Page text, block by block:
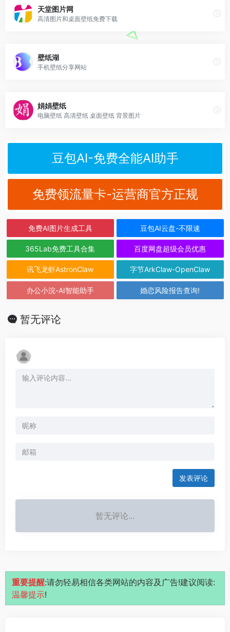
天堂图片网
高清图片和桌面壁纸免费下载
壁纸湖
手机壁纸分享网站
娟娟壁纸
电脑壁纸 高清壁纸 桌面壁纸 背景图片
豆包AI-免费全能AI助手
免费领流量卡-运营商官方正规
免费AI图片生成工具 豆包AI云盘-不限速
365Lab免费工具合集 百度网盘超级会员优惠
讯飞龙虾AstronClaw 字节ArkClaw-OpenClaw
办公小浣-AI智能助手 婚恋风险报告查询!
暂无评论
发表评论
暂无评论...
重要提醒:请勿轻易相信各类网站的内容及广告!建议阅读:
温馨提示!